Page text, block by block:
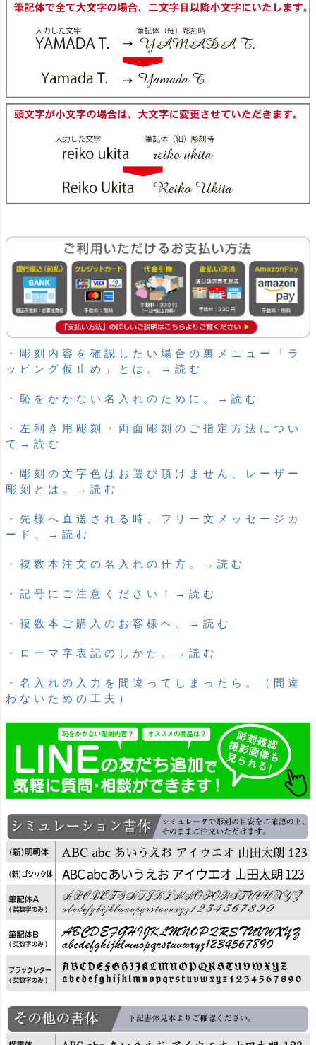
・彫刻内容を確認したい場合の裏メニュー「ラ
ッピング仮止め」とは。→読む
・恥をかかない名入れのために。→読む
・左利き用彫刻・両面彫刻のご指定方法につい
て→読む
・彫刻の文字色はお選び頂けません、レーザー
彫刻とは。→読む
・先様へ直送される時、フリー文メッセージカ
ード。→読む
・複数本注文の名入れの仕方。→読む
・記号にご注意ください！→読む
・複数本ご購入のお客様へ。→読む
・ローマ字表記のしかた。→読む
・名入れの入力を間違ってしまったら。（間違
わないための工夫）